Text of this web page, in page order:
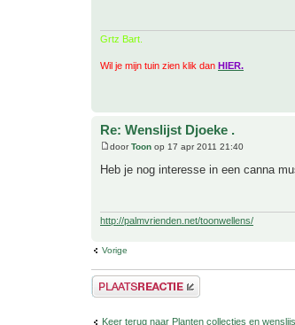
Grtz Bart.
Wil je mijn tuin zien klik dan HIER.
Re: Wenslijst Djoeke .
doorToon op 17 apr 2011 21:40
Heb je nog interesse in een canna
http://palmvrienden.net/toonwellens/
Vorige
Plaats een reactie
Keer terug naar Planten collecties en